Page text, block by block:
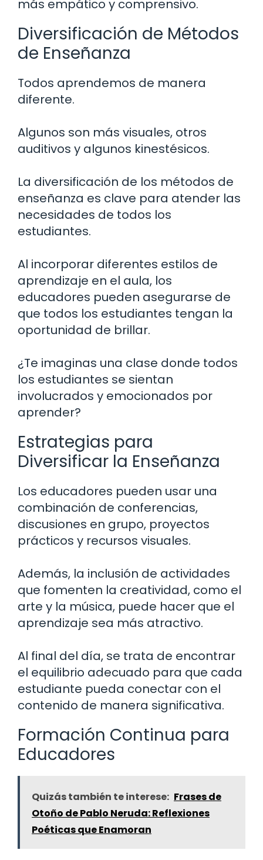
más empático y comprensivo.
Diversificación de Métodos
de Enseñanza
Todos aprendemos de manera
diferente.
Algunos son más visuales, otros
auditivos y algunos kinestésicos.
La diversificación de los métodos de
enseñanza es clave para atender las
necesidades de todos los
estudiantes.
Al incorporar diferentes estilos de
aprendizaje en el aula, los
educadores pueden asegurarse de
que todos los estudiantes tengan la
oportunidad de brillar.
¿Te imaginas una clase donde todos
los estudiantes se sientan
involucrados y emocionados por
aprender?
Estrategias para
Diversificar la Enseñanza
Los educadores pueden usar una
combinación de conferencias,
discusiones en grupo, proyectos
prácticos y recursos visuales.
Además, la inclusión de actividades
que fomenten la creatividad, como el
arte y la música, puede hacer que el
aprendizaje sea más atractivo.
Al final del día, se trata de encontrar
el equilibrio adecuado para que cada
estudiante pueda conectar con el
contenido de manera significativa.
Formación Continua para
Educadores
Quizás también te interese: Frases de
Otoño de Pablo Neruda: Reflexiones
Poéticas que Enamoran